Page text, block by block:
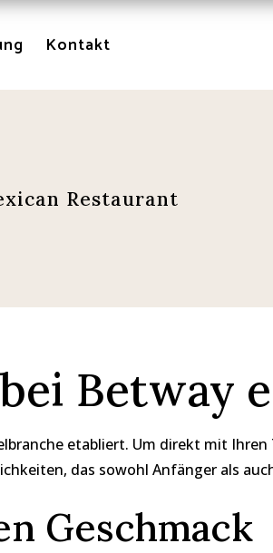
Kontakt
Restaurant
Betway
etabliert. Um direkt mit
das sowohl Anfänger als
Geschmack